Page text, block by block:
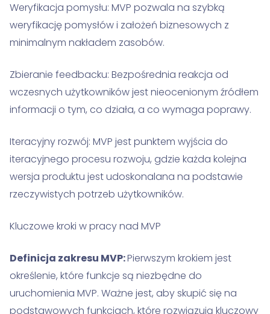
Weryfikacja pomysłu: MVP pozwala na szybką
weryfikację pomysłów i założeń biznesowych z
minimalnym nakładem zasobów.
Zbieranie feedbacku: Bezpośrednia reakcja od
wczesnych użytkowników jest nieocenionym źródłem
informacji o tym, co działa, a co wymaga poprawy.
Iteracyjny rozwój: MVP jest punktem wyjścia do
iteracyjnego procesu rozwoju, gdzie każda kolejna
wersja produktu jest udoskonalana na podstawie
rzeczywistych potrzeb użytkowników.
Kluczowe kroki w pracy nad MVP
Definicja zakresu MVP:Pierwszym krokiem jest
określenie, które funkcje są niezbędne do
uruchomienia MVP. Ważne jest, aby skupić się na
podstawowych funkcjach, które rozwiązują kluczowy